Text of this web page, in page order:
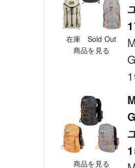
在庫 Sold Out
商品を見る
商品を見る